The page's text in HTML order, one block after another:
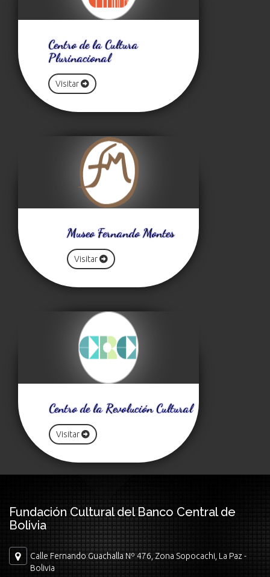
Centro de la Cultura
Plurinacional
Visitar
Museo Fernando Montes
Visitar
Centro de la Revolución Cultural
Visitar
Fundación Cultural del Banco Central de
Bolivia
Calle Fernando Guachalla Nº 476, Zona Sopocachi, La Paz -
Bolivia